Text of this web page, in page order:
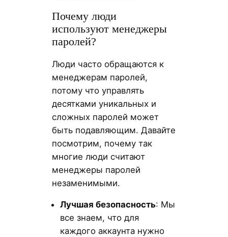
Почему люди
используют менеджеры
паролей?
Люди часто обращаются к
менеджерам паролей,
потому что управлять
десятками уникальных и
сложных паролей может
быть подавляющим. Давайте
посмотрим, почему так
многие люди считают
менеджеры паролей
незаменимыми.
Лучшая безопасность: Мы
все знаем, что для
каждого аккаунта нужно